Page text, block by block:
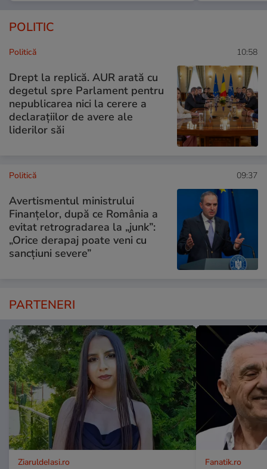
POLITIC
Politică 10:58
Drept la replică. AUR arată cu
degetul spre Parlament pentru
nepublicarea nici la cerere a
declarațiilor de avere ale
liderilor săi
Politică 09:37
Avertismentul ministrului
Finanțelor, după ce România a
evitat retrogradarea la „junk”:
„Orice derapaj poate veni cu
sancțiuni severe”
PARTENERI
ZiaruldeIasi.ro Fanatik.ro